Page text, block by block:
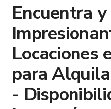
Encuentra
Locaciones
para
-